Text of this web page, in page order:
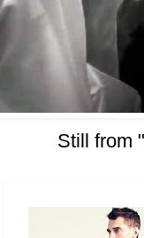
Still from